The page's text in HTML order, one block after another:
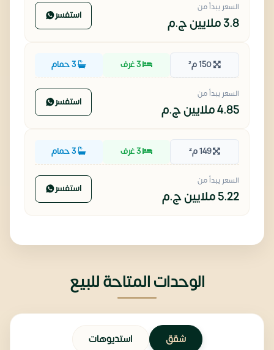
السعر يبدأ من
3.8 ملايين ج.م استفسر
150 م² 3 غرف 3 حمام
السعر يبدأ من
4.85 ملايين ج.م استفسر
149 م² 3 غرف 3 حمام
السعر يبدأ من
5.22 ملايين ج.م استفسر
الوحدات المتاحة للبيع
شقق استديوهات